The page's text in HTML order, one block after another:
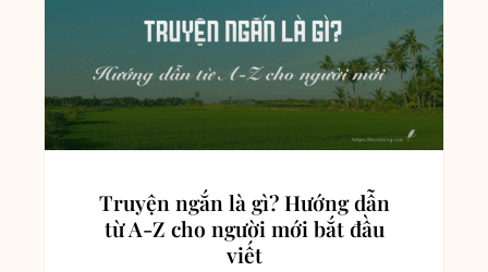
Truyện ngắn là gì? Hướng dẫn
từ A-Z cho người mới bắt đầu
viết